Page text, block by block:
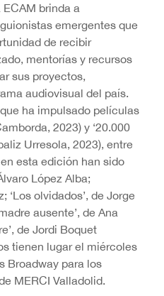
brinda a
emergentes que
de recibir
mentorías y recursos
sus proyectos,
audiovisual del país.
ha impulsado películas
2023) y ‘20.000
Urresola, 2023), entre
esta edición han sido
López Alba;
‘Los olvidados’, de Jorge
ausente’, de Ana
de Jordi Boquet
tienen lugar el miércoles
Broadway para los
MERCI Valladolid.